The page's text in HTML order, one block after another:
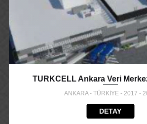
TURKCELL Ankara Veri
ANKARA - TÜRKİYE - 2017 -
DETAY